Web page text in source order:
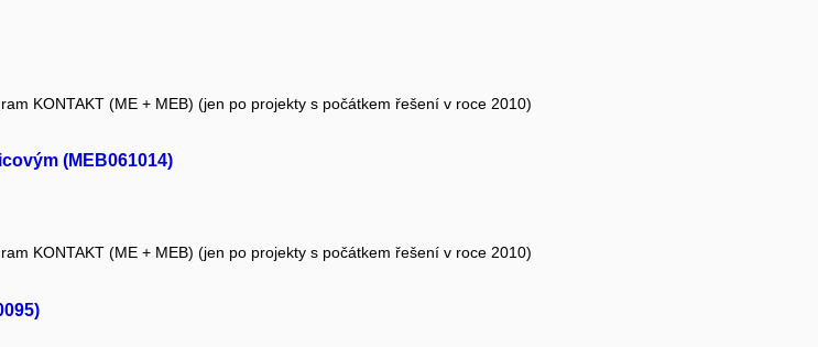
KONTAKT (ME + MEB) (jen po projekty s počátkem řešení v roce 2010)
(MEB061014)
KONTAKT (ME + MEB) (jen po projekty s počátkem řešení v roce 2010)